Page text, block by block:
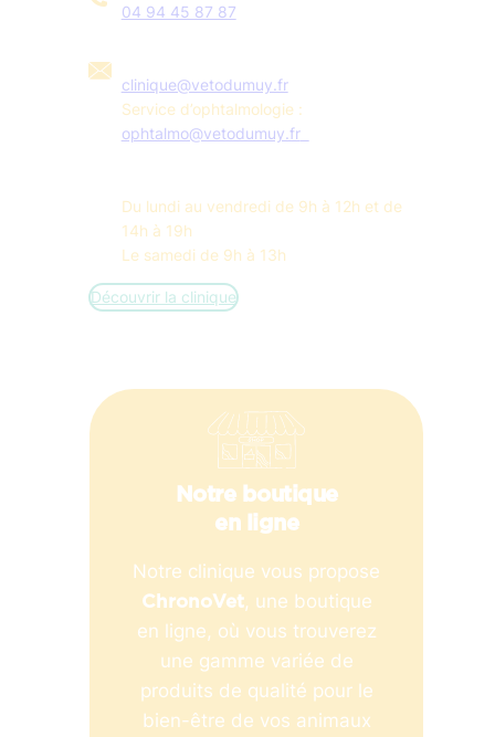
04 94 45 87 87
clinique@vetodumuy.fr
Service d’ophtalmologie :
ophtalmo@vetodumuy.fr
Du lundi au vendredi de 9h à 12h et de
14h à 19h
Le samedi de 9h à 13h
Découvrir la clinique
Notre boutique
en ligne
Notre clinique vous propose
ChronoVet, une boutique
en ligne, où vous trouverez
une gamme variée de
produits de qualité pour le
bien-être de vos animaux